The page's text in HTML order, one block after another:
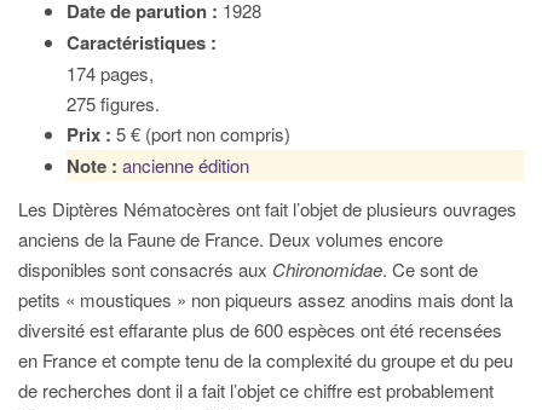
Date de parution : 1928
Caractéristiques :
174 pages,
275 figures.
Prix : 5 € (port non compris)
Note : ancienne édition
Les Diptères Nématocères ont fait l’objet de plusieurs ouvrages
anciens de la Faune de France. Deux volumes encore
disponibles sont consacrés aux Chironomidae. Ce sont de
petits « moustiques » non piqueurs assez anodins mais dont la
diversité est effarante plus de 600 espèces ont été recensées
en France et compte tenu de la complexité du groupe et du peu
de recherches dont il a fait l’objet ce chiffre est probablement